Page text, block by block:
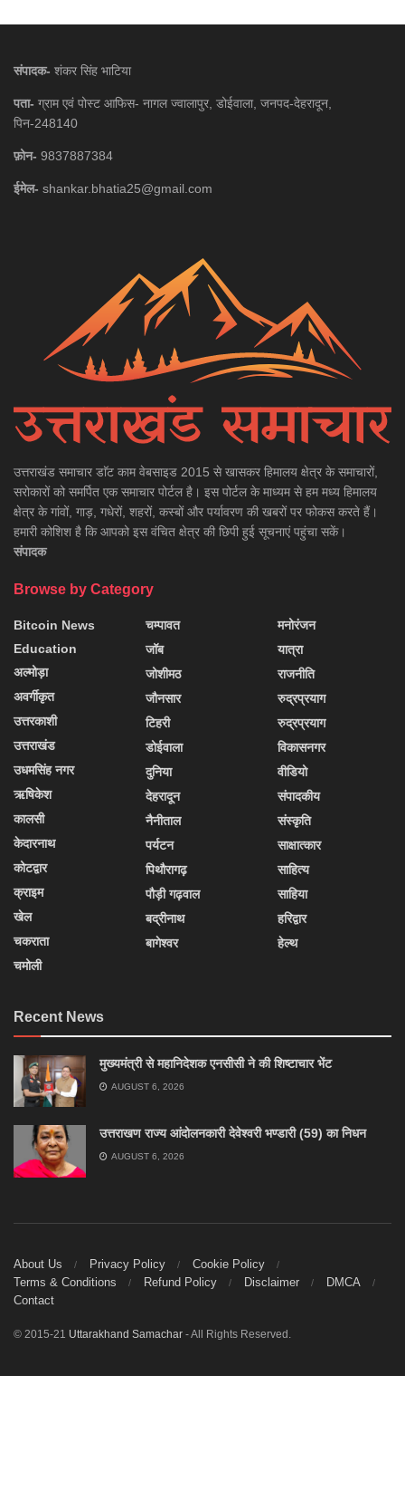
संपादक- शंकर सिंह भाटिया
पता- ग्राम एवं पोस्ट आफिस- नागल ज्वालापुर, डोईवाला, जनपद-देहरादून,
पिन-248140
फ़ोन- 9837887384
ईमेल- shankar.bhatia25@gmail.com
उत्तराखंड समाचार डाॅट काम वेबसाइड 2015 से खासकर हिमालय क्षेत्र के समाचारों,
सरोकारों को समर्पित एक समाचार पोर्टल है। इस पोर्टल के माध्यम से हम मध्य हिमालय
क्षेत्र के गांवों, गाड़, गधेरों, शहरों, कस्बों और पर्यावरण की खबरों पर फोकस करते हैं।
हमारी कोशिश है कि आपको इस वंचित क्षेत्र की छिपी हुई सूचनाएं पहुंचा सकें।
संपादक
Browse by Category
Bitcoin News
Education
अल्मोड़ा
अवर्गीकृत
उत्तरकाशी
उत्तराखंड
उधमसिंह नगर
ऋषिकेश
कालसी
केदारनाथ
कोटद्वार
क्राइम
खेल
चकराता
चमोली
चम्पावत
जॉब
जोशीमठ
जौनसार
टिहरी
डोईवाला
दुनिया
देहरादून
नैनीताल
पर्यटन
पिथौरागढ़
पौड़ी गढ़वाल
बद्रीनाथ
बागेश्वर
मनोरंजन
यात्रा
राजनीति
रुद्रप्रयाग
रुद्रप्रयाग
विकासनगर
वीडियो
संपादकीय
संस्कृति
साक्षात्कार
साहित्य
साहिया
हरिद्वार
हेल्थ
Recent News
मुख्यमंत्री से महानिदेशक एनसीसी ने की शिष्टाचार भेंट
AUGUST 6, 2026
उत्तराखण राज्य आंदोलनकारी देवेश्वरी भण्डारी (59) का निधन
AUGUST 6, 2026
About Us Privacy Policy
Cookie Policy
Terms & Conditions
Refund Policy Disclaimer
DMCA
Contact
© 2015-21 Uttarakhand Samachar - All Rights Reserved.